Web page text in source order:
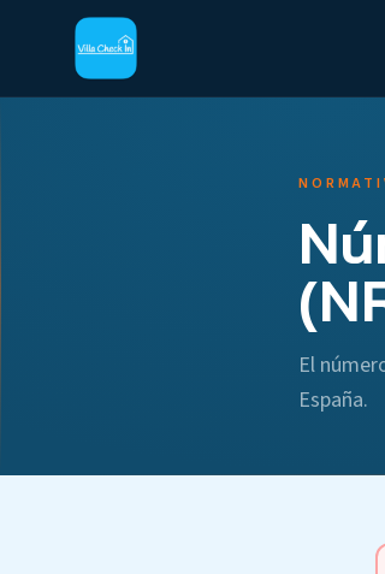
El
España.